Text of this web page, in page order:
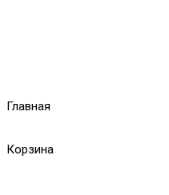
Главная
Корзина